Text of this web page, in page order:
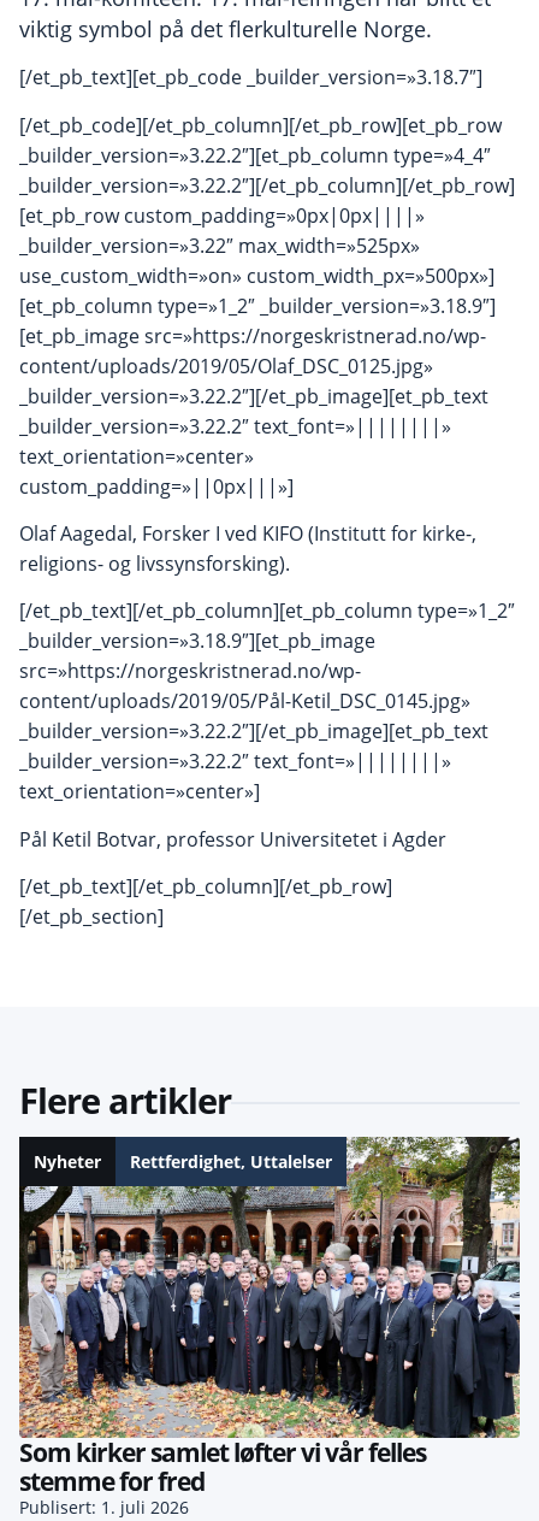
viktig symbol på det flerkulturelle Norge.
[/et_pb_text][et_pb_code _builder_version=»3.18.7″]
[/et_pb_code][/et_pb_column][/et_pb_row][et_pb_row
_builder_version=»3.22.2″][et_pb_column type=»4_4″
_builder_version=»3.22.2″][/et_pb_column][/et_pb_row]
[et_pb_row custom_padding=»0px|0px||||»
_builder_version=»3.22″ max_width=»525px»
use_custom_width=»on» custom_width_px=»500px»]
[et_pb_column type=»1_2″ _builder_version=»3.18.9″]
[et_pb_image src=»https://norgeskristnerad.no/wp-
content/uploads/2019/05/Olaf_DSC_0125.jpg»
_builder_version=»3.22.2″][/et_pb_image][et_pb_text
_builder_version=»3.22.2″ text_font=»||||||||»
text_orientation=»center»
custom_padding=»||0px|||»]
Olaf Aagedal, Forsker I ved KIFO (Institutt for kirke-,
religions- og livssynsforsking).
[/et_pb_text][/et_pb_column][et_pb_column type=»1_2″
_builder_version=»3.18.9″][et_pb_image
src=»https://norgeskristnerad.no/wp-
content/uploads/2019/05/Pål-Ketil_DSC_0145.jpg»
_builder_version=»3.22.2″][/et_pb_image][et_pb_text
_builder_version=»3.22.2″ text_font=»||||||||»
text_orientation=»center»]
Pål Ketil Botvar, professor Universitetet i Agder
[/et_pb_text][/et_pb_column][/et_pb_row]
[/et_pb_section]
Flere artikler
Nyheter Rettferdighet, Uttalelser
Som kirker samlet løfter vi vår felles
stemme for fred
Publisert: 1. juli 2026